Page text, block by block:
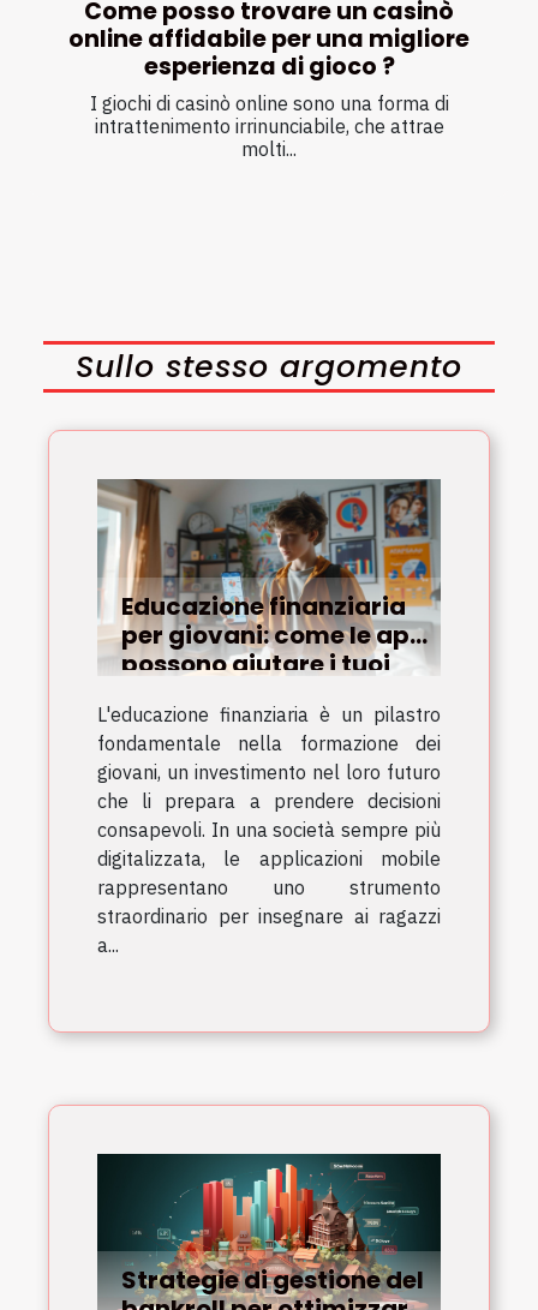
Come posso trovare un casinò
online affidabile per una migliore
esperienza di gioco ?
I giochi di casinò online sono una forma di
intrattenimento irrinunciabile, che attrae
molti...
Sullo stesso argomento
Educazione finanziaria
per giovani: come le app
possono aiutare i tuoi
L'educazione finanziaria è un pilastro
fondamentale nella formazione dei
giovani, un investimento nel loro futuro
che li prepara a prendere decisioni
consapevoli. In una società sempre più
digitalizzata, le applicazioni mobile
rappresentano uno strumento
straordinario per insegnare ai ragazzi
a...
Strategie di gestione del